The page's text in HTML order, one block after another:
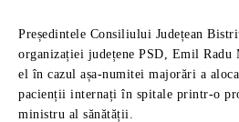
Președintele Consiliului Județean
organizației județene PSD, Emil Radu
el în cazul așa-numitei majorări a
pacienții internați în spitale printr-o
ministru al sănătății.